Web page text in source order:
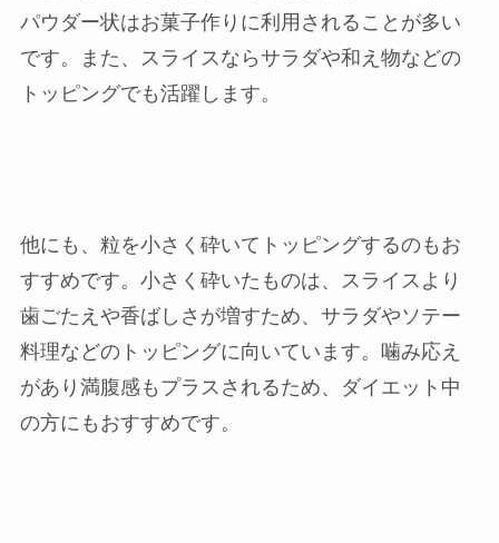
パウダー状はお菓子作りに利用されることが多い
です。また、スライスならサラダや和え物などの
トッピングでも活躍します。
他にも、粒を小さく砕いてトッピングするのもお
すすめです。小さく砕いたものは、スライスより
歯ごたえや香ばしさが増すため、サラダやソテー
料理などのトッピングに向いています。噛み応え
があり満腹感もプラスされるため、ダイエット中
の方にもおすすめです。